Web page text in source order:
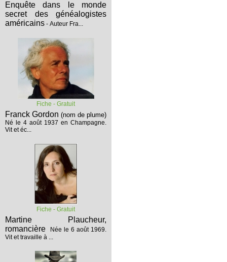
Enquête dans le monde
secret des généalogistes
américains - Auteur Fra...
Fiche - Gratuit
Franck Gordon (nom de plume)
Né le 4 août 1937 en Champagne.
Vit et éc...
Fiche - Gratuit
Martine Plaucheur,
romancière
Née le 6 août 1969.
Vit et travaille à ...